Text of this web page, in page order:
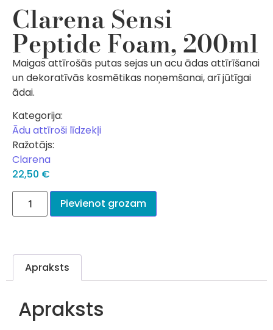
Clarena Sensi
Peptide Foam, 200ml
Maigas attīrošās putas sejas un acu ādas attīrīšanai
un dekoratīvās kosmētikas noņemšanai, arī jūtīgai
ādai.
Kategorija:
Ādu attīroši līdzekļi
Ražotājs:
Clarena
22,50 €
Pievienot grozam
Apraksts
Apraksts